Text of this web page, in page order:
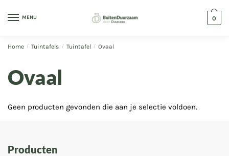
MENU 0
Home / Tuintafels / Tuintafel / Ovaal
Ovaal
Geen producten gevonden die aan je selectie voldoen.
Producten